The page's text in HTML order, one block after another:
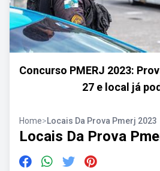
Concurso PMERJ 2023:
27 e local já
Home>Locais Da Prova Pmerj 2023
Locais Da Prova